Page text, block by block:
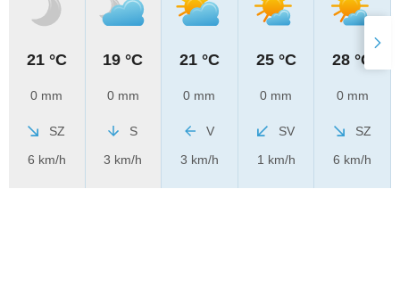
21 °C
0 mm
SZ
6 km/h
19 °C
0 mm
S
3 km/h
21 °C
0 mm
V
3 km/h
25 °C
0 mm
SV
1 km/h
28 °C
0 mm
SZ
6 km/h